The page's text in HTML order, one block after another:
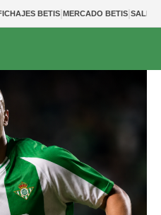
BETIS|MERCADO BETIS|SALIDA